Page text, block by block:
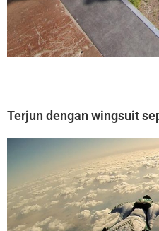
Terjun dengan wingsuit